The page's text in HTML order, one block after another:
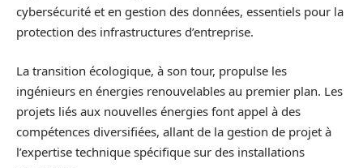
cybersécurité et en gestion des données, essentiels pour la
protection des infrastructures d’entreprise.
La transition écologique, à son tour, propulse les
ingénieurs en énergies renouvelables au premier plan. Les
projets liés aux nouvelles énergies font appel à des
compétences diversifiées, allant de la gestion de projet à
l’expertise technique spécifique sur des installations